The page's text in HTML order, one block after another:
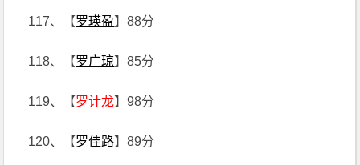
117、【罗瑛盈】88分
118、【罗广琼】85分
119、【罗计龙】98分
120、【罗佳路】89分